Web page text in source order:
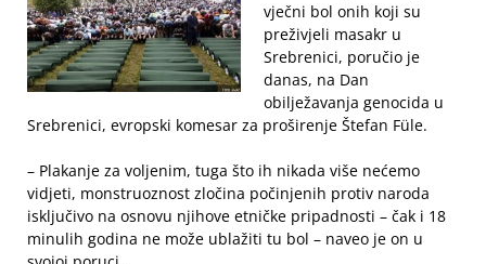
vječni bol onih koji su
preživjeli masakr u
Srebrenici, poručio je
danas, na Dan
obilježavanja genocida u
Srebrenici, evropski komesar za proširenje Štefan Füle.
– Plakanje za voljenim, tuga što ih nikada više nećemo
vidjeti, monstruoznost zločina počinjenih protiv naroda
isključivo na osnovu njihove etničke pripadnosti – čak i 18
minulih godina ne može ublažiti tu bol – naveo je on u